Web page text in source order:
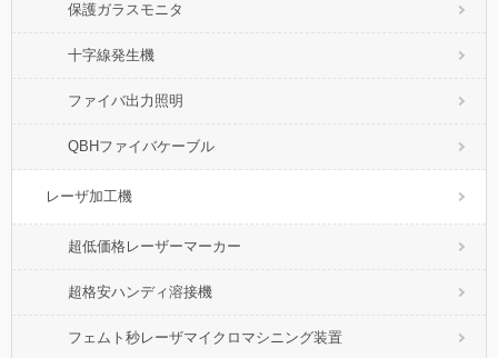
保護ガラスモニタ
十字線発生機
ファイバ出力照明
QBHファイバケーブル
レーザ加工機
超低価格レーザーマーカー
超格安ハンディ溶接機
フェムト秒レーザマイクロマシニング装置